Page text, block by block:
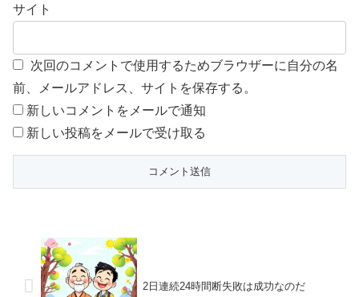
サイト
次回のコメントで使用するためブラウザーに自分の名
前、メールアドレス、サイトを保存する。
新しいコメントをメールで通知
新しい投稿をメールで受け取る
2日連続24時間断失敗は成功なのだ